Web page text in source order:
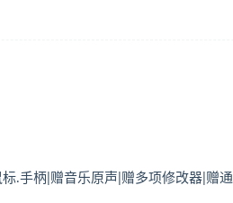
.手柄|赠音乐原声|赠多项修改器|赠